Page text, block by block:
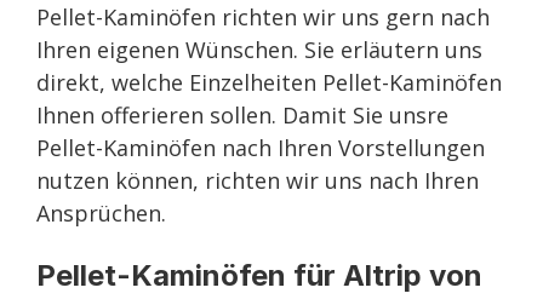
Pellet-Kaminöfen richten wir uns gern nach
Ihren eigenen Wünschen. Sie erläutern uns
direkt, welche Einzelheiten Pellet-Kaminöfen
Ihnen offerieren sollen. Damit Sie unsre
Pellet-Kaminöfen nach Ihren Vorstellungen
nutzen können, richten wir uns nach Ihren
Ansprüchen.
Pellet-Kaminöfen für Altrip von